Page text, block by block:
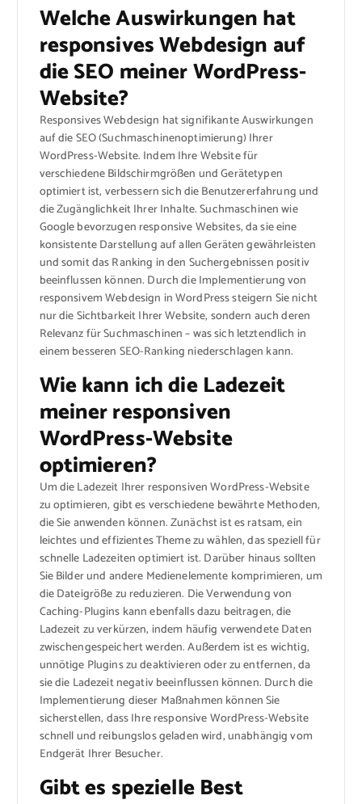
Welche Auswirkungen hat
responsives Webdesign auf
die SEO meiner WordPress-
Website?
Responsives Webdesign hat signifikante Auswirkungen
auf die SEO (Suchmaschinenoptimierung) Ihrer
WordPress-Website. Indem Ihre Website für
verschiedene Bildschirmgrößen und Gerätetypen
optimiert ist, verbessern sich die Benutzererfahrung und
die Zugänglichkeit Ihrer Inhalte. Suchmaschinen wie
Google bevorzugen responsive Websites, da sie eine
konsistente Darstellung auf allen Geräten gewährleisten
und somit das Ranking in den Suchergebnissen positiv
beeinflussen können. Durch die Implementierung von
responsivem Webdesign in WordPress steigern Sie nicht
nur die Sichtbarkeit Ihrer Website, sondern auch deren
Relevanz für Suchmaschinen – was sich letztendlich in
einem besseren SEO-Ranking niederschlagen kann.
Wie kann ich die Ladezeit
meiner responsiven
WordPress-Website
optimieren?
Um die Ladezeit Ihrer responsiven WordPress-Website
zu optimieren, gibt es verschiedene bewährte Methoden,
die Sie anwenden können. Zunächst ist es ratsam, ein
leichtes und effizientes Theme zu wählen, das speziell für
schnelle Ladezeiten optimiert ist. Darüber hinaus sollten
Sie Bilder und andere Medienelemente komprimieren, um
die Dateigröße zu reduzieren. Die Verwendung von
Caching-Plugins kann ebenfalls dazu beitragen, die
Ladezeit zu verkürzen, indem häufig verwendete Daten
zwischengespeichert werden. Außerdem ist es wichtig,
unnötige Plugins zu deaktivieren oder zu entfernen, da
sie die Ladezeit negativ beeinflussen können. Durch die
Implementierung dieser Maßnahmen können Sie
sicherstellen, dass Ihre responsive WordPress-Website
schnell und reibungslos geladen wird, unabhängig vom
Endgerät Ihrer Besucher.
Gibt es spezielle Best